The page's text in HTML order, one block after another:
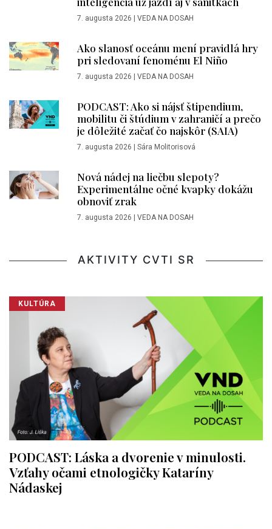
7. augusta 2026 VEDA NA DOSAH
Ako slanosť oceánu mení pravidlá hry
pri sledovaní fenoménu El Niño
7. augusta 2026 VEDA NA DOSAH
PODCAST: Ako si nájsť štipendium,
mobilitu či štúdium v zahraničí a prečo
je dôležité začať čo najskôr (SAIA)
7. augusta 2026 Sára Molitorisová
Nová nádej na liečbu slepoty?
Experimentálne očné kvapky dokážu
obnoviť zrak
7. augusta 2026 VEDA NA DOSAH
AKTIVITY CVTI SR
KULTÚRA
PODCAST: Láska a dvorenie v minulosti.
Vzťahy očami etnologičky Kataríny
Nádaskej